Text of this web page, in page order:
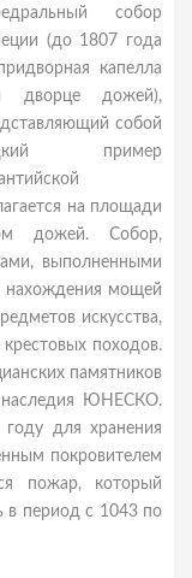
собор
(до 1807 года
капелла
дворце дожей),
собой
пример
на площади
дожей. Собор,
выполненными
нахождения мощей
искусства,
походов.
памятников
наследия ЮНЕСКО.
для хранения
покровителем
пожар, который
в период с 1043 по